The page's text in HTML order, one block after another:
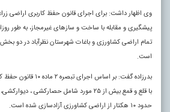
وی اظهار داشت:‌ برای اجرای قانون حفظ کاربری اراضی
پیشگیری و مقابله با ساخت و سازهای غیرمجاز، به طور
تمام اراضی کشاورزی و باغات شهرستان نظرآباد در دو
است.
بدرزاده گفت: بر اساس
با قلع و قمع بیش از ۲۵ مورد شامل حصارکشی
حدود ۱۰ هکتار از اراضی کشاورزی آزادسازی شده است.